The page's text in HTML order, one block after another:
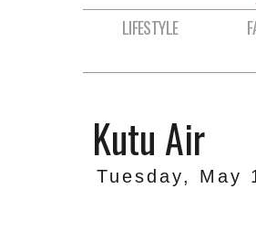
LIFESTYLE
Kutu Air
Tuesday, May